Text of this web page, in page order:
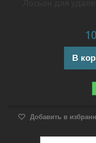
В
Добавить в